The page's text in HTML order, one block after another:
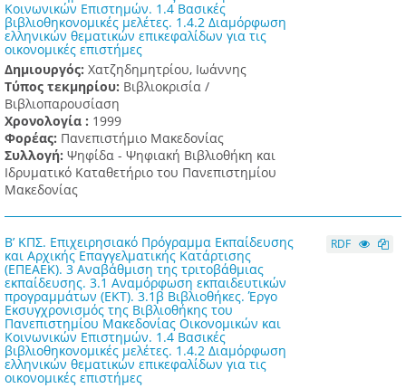
Κοινωνικών Επιστημών. 1.4 Βασικές
βιβλιοθηκονομικές μελέτες. 1.4.2 Διαμόρφωση
ελληνικών θεματικών επικεφαλίδων για τις
οικονομικές επιστήμες
Δημιουργός: Χατζηδημητρίου, Ιωάννης
Τύπος τεκμηρίου: Βιβλιοκρισία /
Βιβλιοπαρουσίαση
Χρονολογία : 1999
Φορέας: Πανεπιστήμιο Μακεδονίας
Συλλογή: Ψηφίδα - Ψηφιακή Βιβλιοθήκη και
Ιδρυματικό Καταθετήριο του Πανεπιστημίου
Μακεδονίας
Β’ ΚΠΣ. Επιχειρησιακό Πρόγραμμα Εκπαίδευσης
και Αρχικής Επαγγελματικής Κατάρτισης
(ΕΠΕΑΕΚ). 3 Αναβάθμιση της τριτοβάθμιας
εκπαίδευσης. 3.1 Αναμόρφωση εκπαιδευτικών
προγραμμάτων (ΕΚΤ). 3.1β Βιβλιοθήκες. Έργο
Εκσυγχρονισμός της Βιβλιοθήκης του
Πανεπιστημίου Μακεδονίας Οικονομικών και
Κοινωνικών Επιστημών. 1.4 Βασικές
βιβλιοθηκονομικές μελέτες. 1.4.2 Διαμόρφωση
ελληνικών θεματικών επικεφαλίδων για τις
οικονομικές επιστήμες
RDF